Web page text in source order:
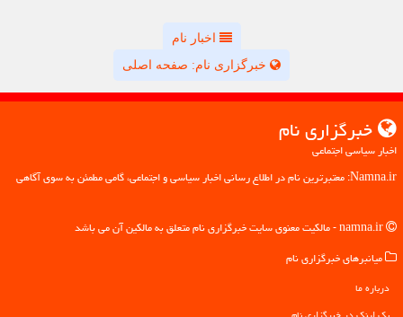
اخبار نام
خبرگزاری نام: صفحه اصلی
خبرگزاری نام
اخبار سیاسی اجتماعی
Namna.ir: معتبرترین نام در اطلاع رسانی اخبار سیاسی و اجتماعی، گامی مطمئن به سوی آگاهی
میانبرهای خبرگزاری نام
درباره ما